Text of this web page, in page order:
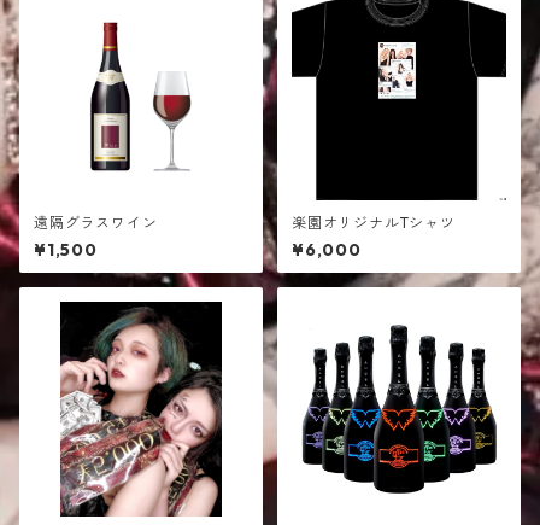
遠隔グラスワイン
¥1,500
楽園オリジナルTシャツ
¥6,000